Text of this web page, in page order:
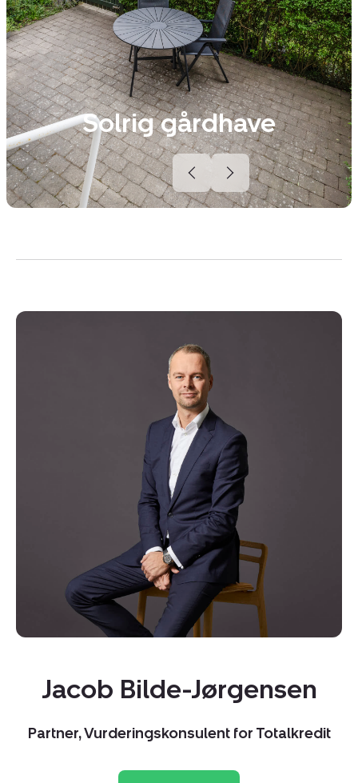
Solrig gårdhave
Jacob Bilde-Jørgensen
Partner, Vurderingskonsulent for Totalkredit
Kopier link